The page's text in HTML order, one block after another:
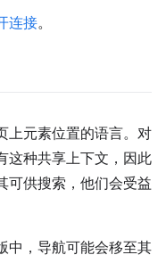
连接。
上元素位置的语言。对
这种共享上下文，因此
可供搜索，他们会受益
中，导航可能会移至其